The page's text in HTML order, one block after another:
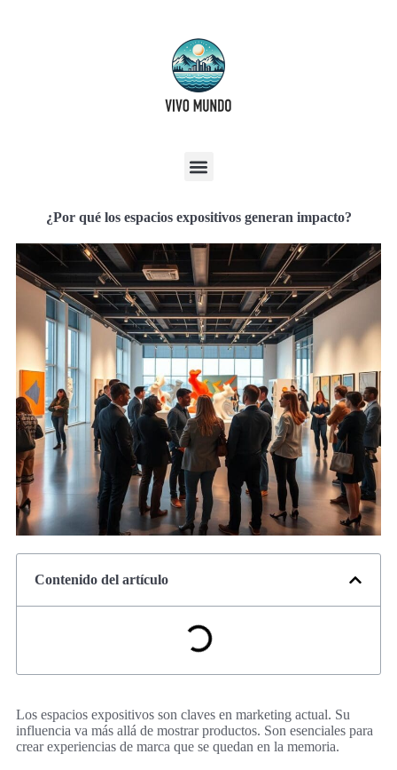
¿Por qué los espacios expositivos generan impacto?
Contenido del artículo
Los espacios expositivos son claves en marketing actual. Su
influencia va más allá de mostrar productos. Son esenciales para
crear experiencias de marca que se quedan en la memoria.